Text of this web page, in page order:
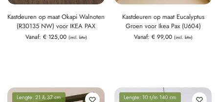
Kastdeuren op maat Okapi Walnoten
(R30135 NW) voor IKEA PAX
Vanaf: €125,00 (incl. btw)
Kastdeuren op maat Eucalyptus
Groen voor Ikea Pax (U604)
Vanaf: €99,00 (incl. btw)
Lengte: 21 & 37 cm Lengte: 10 t/m 140 cm